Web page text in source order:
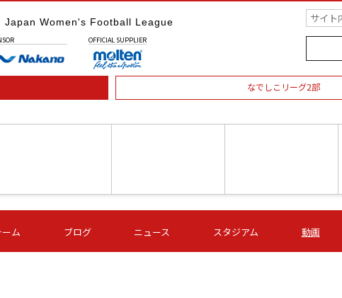
Japan Women's Football League
OFFICIAL SUPPLIER
なでしこリーグ2部
第16節 09/05 (土) 16:00
ＡＧＦ
-
いちご
-
第16節 09/06 (日) 15:00
-
ーム ブログ ニュース スタジアム 動画